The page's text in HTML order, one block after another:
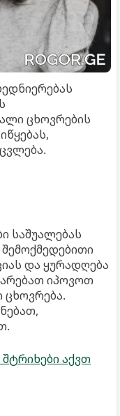
ცხოვრების
საშუალებას
და ყურადღება
იპოვოთ
აქვთ